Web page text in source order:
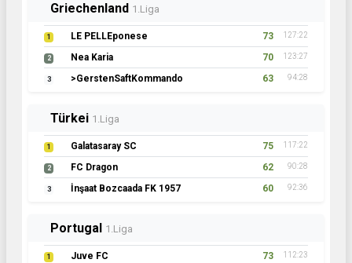
Griechenland 1.Liga
1 LE PELLEponese 73 127:22
2 Nea Karia 70 123:27
3 >GerstenSaftKommando 63 94:28
Türkei 1.Liga
1 Galatasaray SC 75 117:22
2 FC Dragon 62 90:28
3 İnşaat Bozcaada FK 1957 60 92:36
Portugal 1.Liga
1 Juve FC 73 112:23